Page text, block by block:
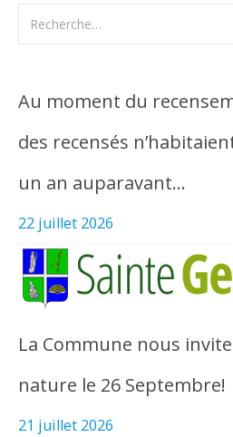
Au moment du
des recensés
un an auparavant…
22 juillet 2026
La Commune nous
nature le 26 Septembre!
21 juillet 2026